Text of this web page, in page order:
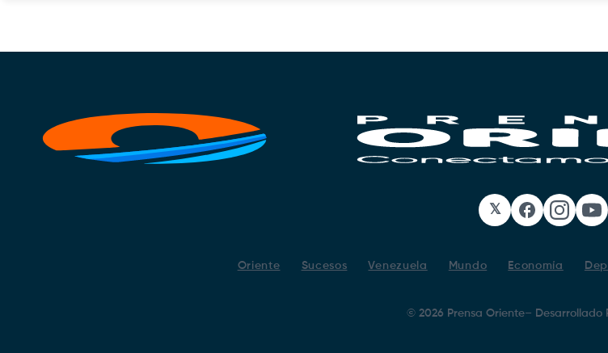
𝕏 Facebook
Oriente Sucesos Venezuela Mundo Economía
© 2026 Prensa Oriente– Desarrollado